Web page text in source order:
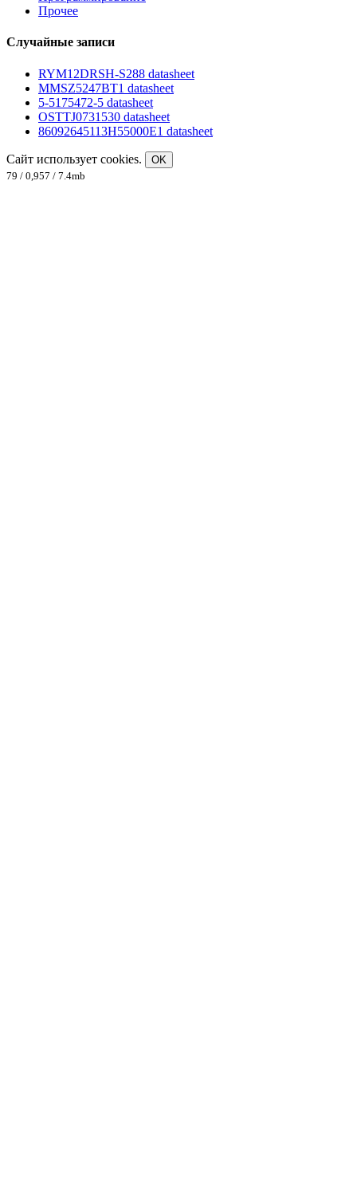
Прочее
Случайные записи
RYM12DRSH-S288 datasheet
MMSZ5247BT1 datasheet
5-5175472-5 datasheet
OSTTJ0731530 datasheet
86092645113H55000E1 datasheet
Сайт использует cookies.
OK
79 / 0,957 / 7.4mb